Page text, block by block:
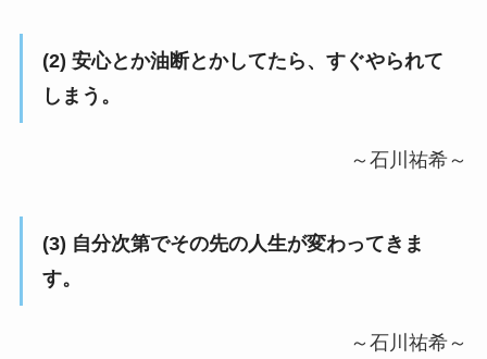
(2) 安心とか油断とかしてたら、すぐやられて
しまう。
～石川祐希～
(3) 自分次第でその先の人生が変わってきま
す。
～石川祐希～